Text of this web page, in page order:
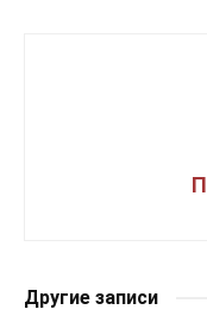
Другие записи